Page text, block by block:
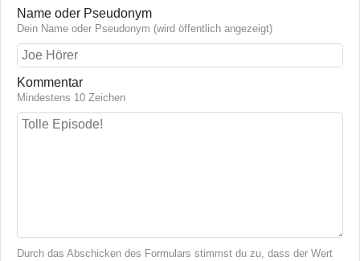
Name oder Pseudonym
Dein Name oder Pseudonym (wird öffentlich angezeigt)
Kommentar
Mindestens 10 Zeichen
Durch das Abschicken des Formulars stimmst du zu, dass der Wert